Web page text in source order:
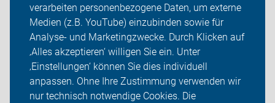
verarbeiten personenbezogene Daten, um externe
Medien (z.B. YouTube) einzubinden sowie für
Analyse- und Marketingzwecke. Durch Klicken auf
‚Alles akzeptieren‘ willigen Sie ein. Unter
‚Einstellungen‘ können Sie dies individuell
anpassen. Ohne Ihre Zustimmung verwenden wir
nur technisch notwendige Cookies. Die
ADFC Niedersachsen
Sei dabei
Presse